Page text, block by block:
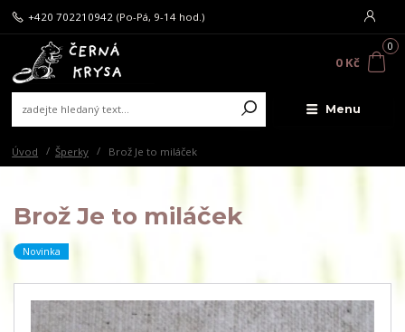
Menu
+420 702210942 (Po-Pá, 9-14 hod.)
0
0 Kč
Úvod Šperky Brož Je to miláček
Brož Je to miláček
Novinka